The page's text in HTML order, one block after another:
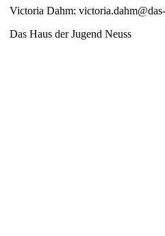
Victoria Dahm:
Das Haus der Jugend Neuss